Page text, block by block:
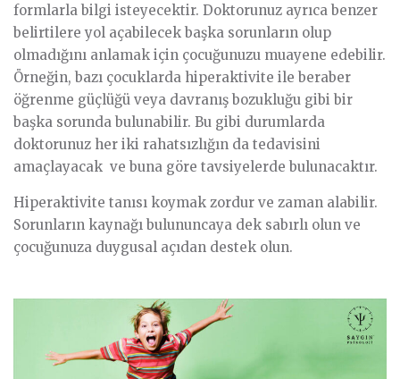
formlarla bilgi isteyecektir. Doktorunuz ayrıca benzer
belirtilere yol açabilecek başka sorunların olup
olmadığını anlamak için çocuğunuzu muayene edebilir.
Örneğin, bazı çocuklarda hiperaktivite ile beraber
öğrenme güçlüğü veya davranış bozukluğu gibi bir
başka sorunda bulunabilir. Bu gibi durumlarda
doktorunuz her iki rahatsızlığın da tedavisini
amaçlayacak ve buna göre tavsiyelerde bulunacaktır.
Hiperaktivite tanısı koymak zordur ve zaman alabilir.
Sorunların kaynağı bulununcaya dek sabırlı olun ve
çocuğunuza duygusal açıdan destek olun.